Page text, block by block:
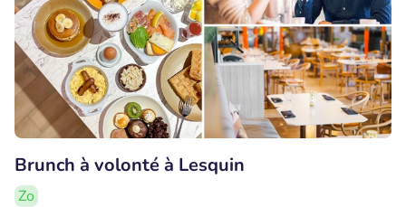
Brunch à volonté à Lesquin
Zo